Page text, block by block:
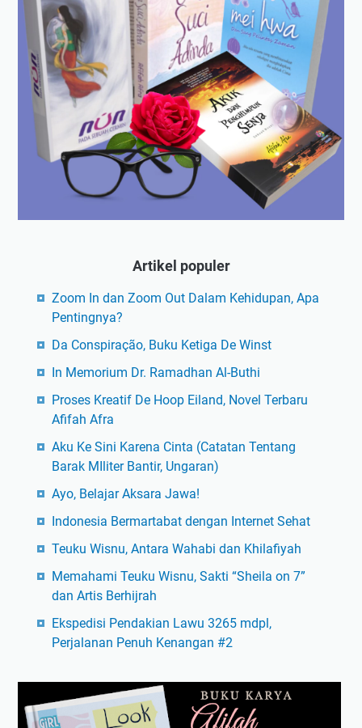
Artikel populer
Zoom In dan Zoom Out Dalam Kehidupan, Apa
Pentingnya?
Da Conspiração, Buku Ketiga De Winst
In Memorium Dr. Ramadhan Al-Buthi
Proses Kreatif De Hoop Eiland, Novel Terbaru
Afifah Afra
Aku Ke Sini Karena Cinta (Catatan Tentang
Barak MIliter Bantir, Ungaran)
Ayo, Belajar Aksara Jawa!
Indonesia Bermartabat dengan Internet Sehat
Teuku Wisnu, Antara Wahabi dan Khilafiyah
Memahami Teuku Wisnu, Sakti “Sheila on 7”
dan Artis Berhijrah
Ekspedisi Pendakian Lawu 3265 mdpl,
Perjalanan Penuh Kenangan #2